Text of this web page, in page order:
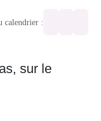
calendrier :
sur le